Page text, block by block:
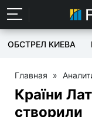
ОБСТРЕЛ КИЕВА
Главная »
Країни
створили